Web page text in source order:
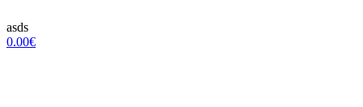
asds
0.00€